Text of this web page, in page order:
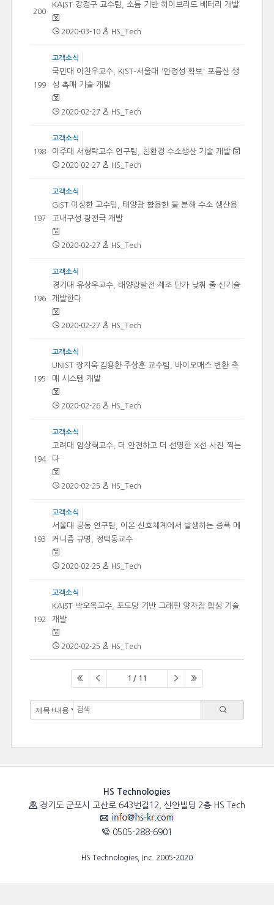
200
KAIST 강정구 교수팀, 소듐 기반 하이브리드 배터리 개발
2020-03-10 HS_Tech
199
고객소식
국민대 이찬우교수, KIST-서울대 '안정성 확보' 포름산 생
성 촉매 기술 개발
2020-02-27 HS_Tech
198
고객소식
아주대 서형탁교수 연구팀, 친환경 수소생산 기술 개발
2020-02-27 HS_Tech
197
고객소식
GIST 이상한 교수팀, 태양광 활용한 물 분해 수소 생산용
고내구성 광전극 개발
2020-02-27 HS_Tech
196
고객소식
경기대 유상우교수, 태양광발전 제조 단가 낮춰 줄 신기술
개발한다
2020-02-27 HS_Tech
195
고객소식
UNIST 장지욱·김용환·주상훈 교수팀, 바이오매스 변환 촉
매 시스템 개발
2020-02-26 HS_Tech
194
고객소식
고려대 임상혁교수, 더 안전하고 더 선명한 X선 사진 찍는
다
2020-02-25 HS_Tech
193
고객소식
서울대 공동 연구팀, 이온 신호체계에서 발생하는 증폭 메
커니즘 규명, 정택동교수
2020-02-25 HS_Tech
192
고객소식
KAIST 박오옥교수, 포도당 기반 그래핀 양자점 합성 기술
개발
2020-02-25 HS_Tech
1 / 11
HS Technologies
경기도 군포시 고산로 643번길12, 신안빌딩 2층 HS Tech
0505-288-6901
HS Technologies, Inc. 2005-2020